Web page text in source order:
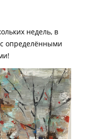
недель, в
с определёнными